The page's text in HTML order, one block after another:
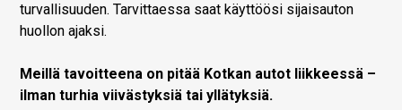
turvallisuuden. Tarvittaessa saat käyttöösi sijaisauton
huollon ajaksi.
Meillä tavoitteena on pitää Kotkan autot liikkeessä –
ilman turhia viivästyksiä tai yllätyksiä.